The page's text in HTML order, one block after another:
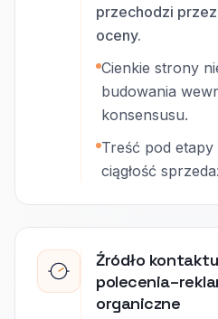
przechodzi
oceny.
Cienkie strony
budowania
konsensusu.
Treść pod
ciągłość
Źródło
organiczne